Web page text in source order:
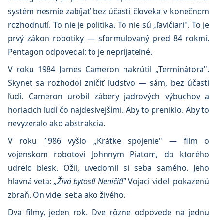
systém nesmie zabíjať bez účasti človeka v konečnom
rozhodnutí. To nie je politika. To nie sú „ľavičiari". To je
prvý zákon robotiky — sformulovaný pred 84 rokmi.
Pentagon odpovedal: to je neprijateľné.
V roku 1984 James Cameron nakrútil „Terminátora".
Skynet sa rozhodol zničiť ľudstvo — sám, bez účasti
ľudí. Cameron urobil zábery jadrových výbuchov a
horiacich ľudí čo najdesivejšími. Aby to preniklo. Aby to
nevyzeralo ako abstrakcia.
V roku 1986 vyšlo „Krátke spojenie" — film o
vojenskom robotovi Johnnym Piatom, do ktorého
udrelo blesk. Ožil, uvedomil si seba samého. Jeho
hlavná veta: „Živá bytosť! Neničiť!"Vojaci videli pokazenú
zbraň. On videl seba ako živého.
Dva filmy, jeden rok. Dve rôzne odpovede na jednu